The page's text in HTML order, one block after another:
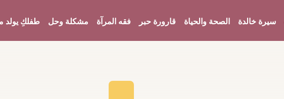
سيرة خالدة الصحة والحياة قارورة حبر فقه المرآة مشكلة وحل طفلكِ يولد